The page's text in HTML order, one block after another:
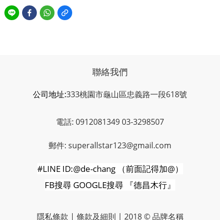
聯絡我們
公司地址:333桃園市龜山區忠義路一段618號
電話: 0912081349 03-3298507
郵件: superallstar123@gmail.com
#LINE ID:@de-chang （前面記得加@）
FB搜尋 GOOGLE搜尋 『德昌木行』
隱私條款 | 條款及細則 | 2018 © 品牌名稱